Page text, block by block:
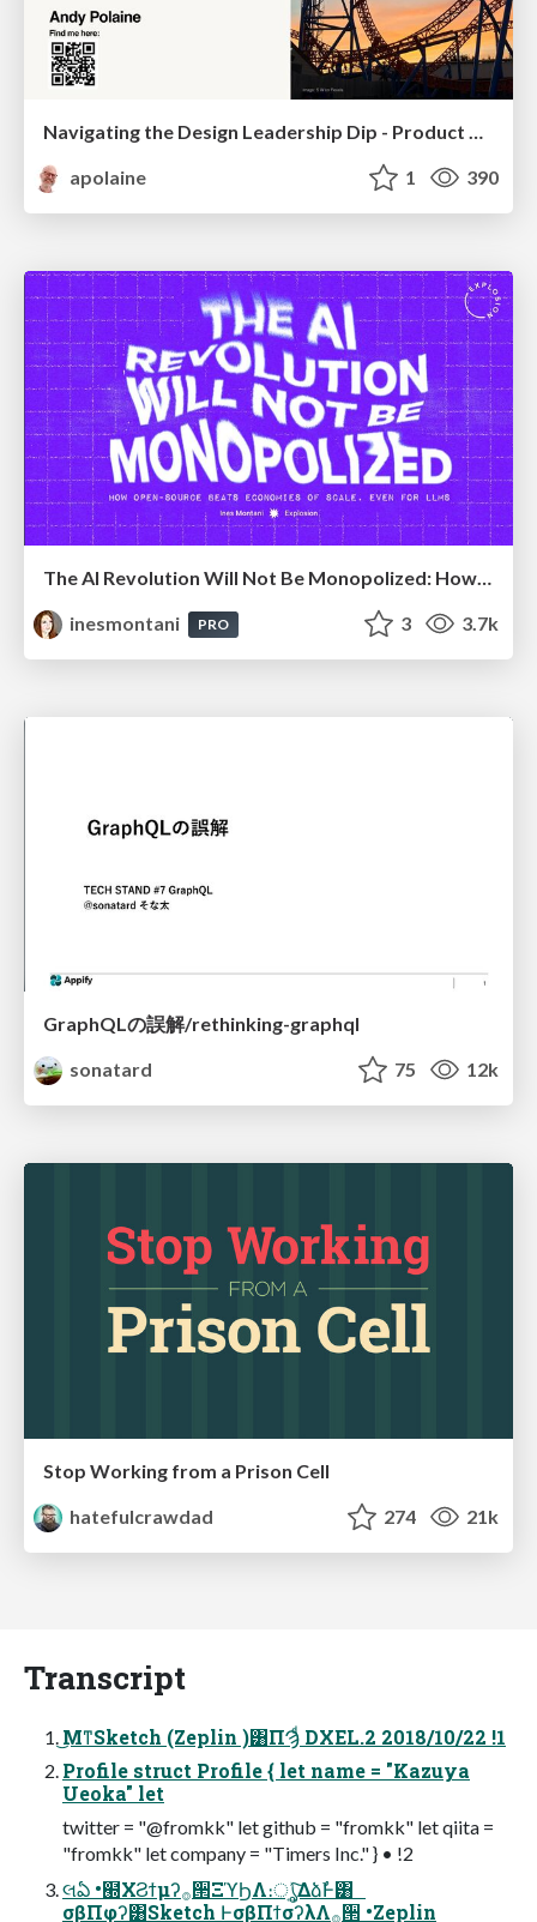
apolaine
1 390
The AI Revolution Will Not Be Monopolized: How open-source beats economies of scale, even for LLMs
inesmontani
PRO 3 3.7k
GraphQLの誤解/rethinking-graphql
sonatard
75 12k
Stop Working from a Prison Cell
hatefulcrawdad
274 21k
Transcript
͜ΜͳSketch (Zeplin )͸ΠϠͩ DXEL.2 2018/10/22 !1
Profile struct Profile { let name = "Kazuya
Ueoka" let
twitter = "@fromkk" let github = "fromkk" let qiita =
"fromkk" let company = "Timers Inc." } • !2
લఏ •๭ΧϨϯμʔ࡞੒ΞϓϦΛ։ൃ͍ͯ͠ΔձࣾͰ͸
σβΠφʔ͸Sketch ͰσβΠϯσʔλΛ࡞੒ •Zeplin